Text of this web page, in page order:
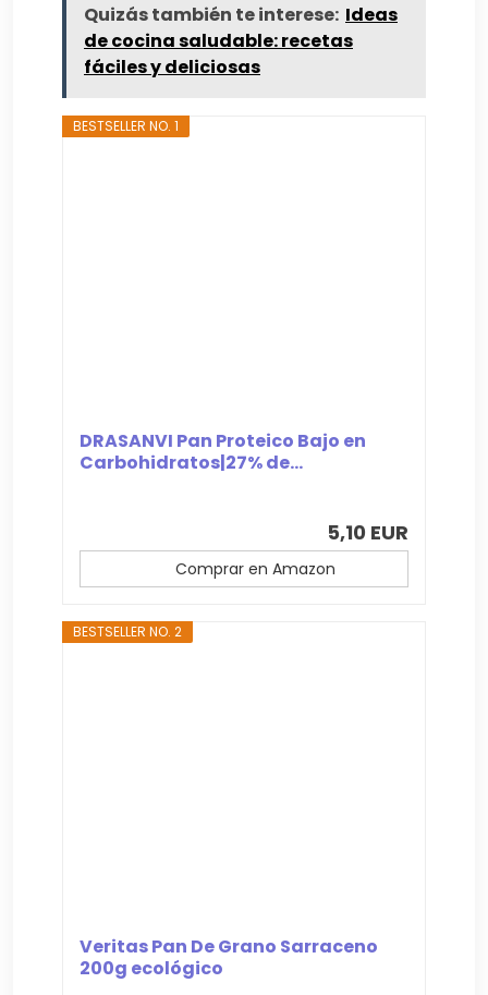
Quizás también te interese: Ideas
de cocina saludable: recetas
fáciles y deliciosas
BESTSELLER NO. 1
DRASANVI Pan Proteico Bajo en
Carbohidratos|27% de...
5,10 EUR
Comprar en Amazon
BESTSELLER NO. 2
Veritas Pan De Grano Sarraceno
200g ecológico